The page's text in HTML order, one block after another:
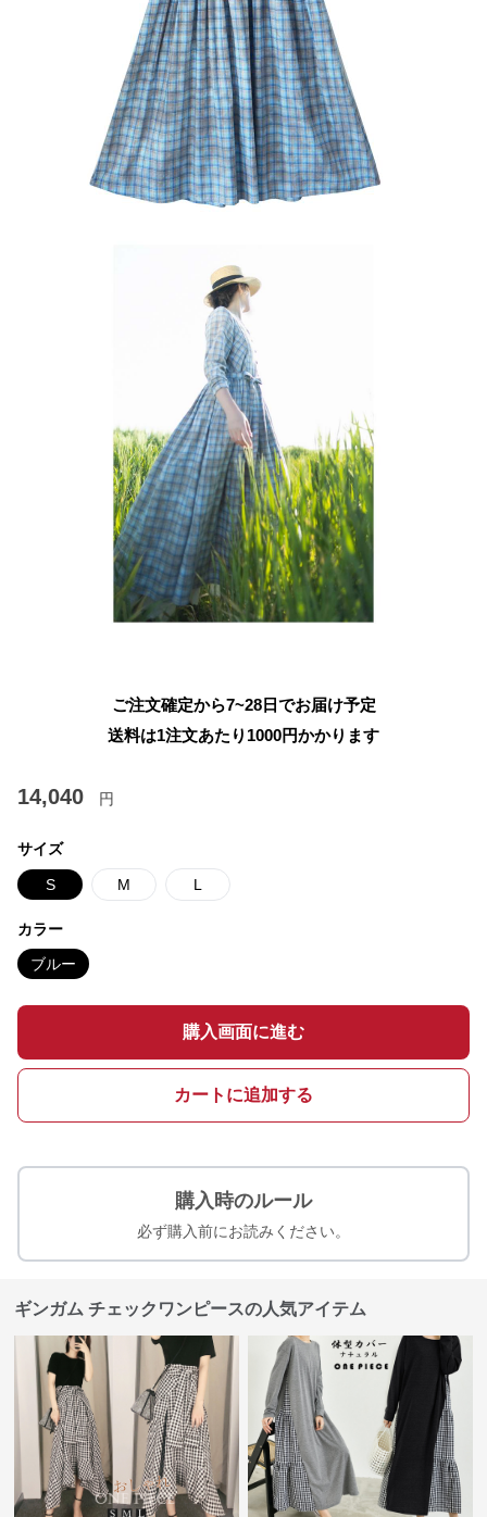
ご注文確定から7~28日でお届け予定
送料は1注文あたり 1000円かかります
14,040 円
サイズ
S M L
カラー
ブルー
購入画面に進む
カートに追加する
購入時のルール
必ず購入前にお読みください。
ギンガム チェックワンピースの人気アイテム